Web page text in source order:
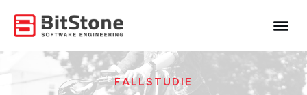
FALLSTUDIE